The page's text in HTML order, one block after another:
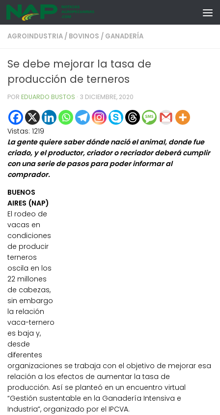
Skip to content
AGROINDUSTRIA / BOVINOS / GANADERÍA
Se debe mejorar la tasa de
producción de terneros
POR EDUARDO BUSTOS · 3 DICIEMBRE, 2020
Vistas: 1219
La gente quiere saber dónde nació el animal, donde fue
criado, y el productor, criador o recriador deberá cumplir
con una serie de pasos para poder informar al
comprador.
BUENOS
AIRES (NAP)
El rodeo de
vacas en
condiciones
de producir
terneros
oscila en los
22 millones
de cabezas,
sin embargo
la relación
vaca-ternero
es baja y,
desde
diferentes
organizaciones se trabaja con el objetivo de mejorar esa
relación a los efectos de aumentar la tasa de
producción. Así se planteó en un encuentro virtual
“Gestión sustentable en la Ganadería Intensiva e
Industria”, organizado por el IPCVA.